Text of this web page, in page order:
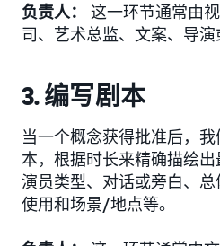
负责人： 这一环节通常由
司、艺术总监、文案、导演
3. 编写剧本
当一个概念获得批准后，
本，根据时长来精确描绘
演员类型、对话或旁白、
使用和场景/地点等。